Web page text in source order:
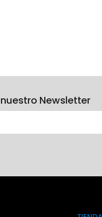
Newsletter